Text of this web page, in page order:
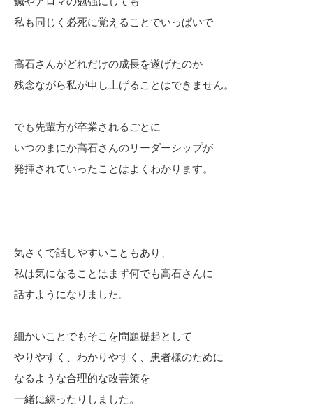
私も同じく必死に覚えることでいっぱいで
高石さんがどれだけの成長を遂げたのか
残念ながら私が申し上げることはできません。
でも先輩方が卒業されるごとに
いつのまにか高石さんのリーダーシップが
発揮されていったことはよくわかります。
気さくで話しやすいこともあり、
私は気になることはまず何でも高石さんに
話すようになりました。
細かいことでもそこを問題提起として
やりやすく、わかりやすく、患者様のために
なるような合理的な改善策を
一緒に練ったりしました。